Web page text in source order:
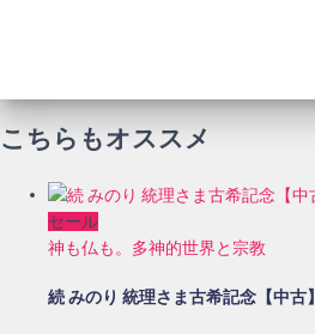
こちらもオススメ
セール
神も仏も。多神的世界と宗教
続 みのり 統理さま古希記念【中古】